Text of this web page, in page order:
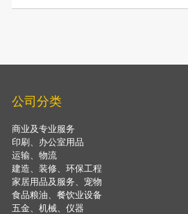
公司分类
商业及专业服务
印刷、办公室用品
运输、物流
建造、装修、环保工程
家居用品及服务、宠物
食品粮油、餐饮业设备
五金、机械、仪器